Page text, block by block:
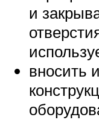
и
вносить